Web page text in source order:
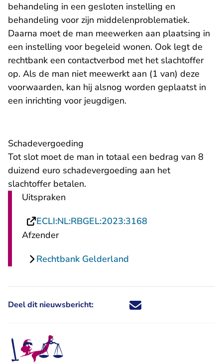
behandeling in een gesloten instelling en
behandeling voor zijn middelenproblematiek.
Daarna moet de man meewerken aan plaatsing in
een instelling voor begeleid wonen. Ook legt de
rechtbank een contactverbod met het slachtoffer
op. Als de man niet meewerkt aan (1 van) deze
voorwaarden, kan hij alsnog worden geplaatst in
een inrichting voor jeugdigen.
Schadevergoeding
Tot slot moet de man in totaal een bedrag van 8
duizend euro schadevergoeding aan het
slachtoffer betalen.
Uitspraken
ECLI:NL:RBGEL:2023:3168
Afzender
Rechtbank Gelderland
Deel dit nieuwsbericht: Deel dit nieuwsbericht via X -
Deel dit nieuwsbericht via
Deel dit nieuwsbericht
Deel dit